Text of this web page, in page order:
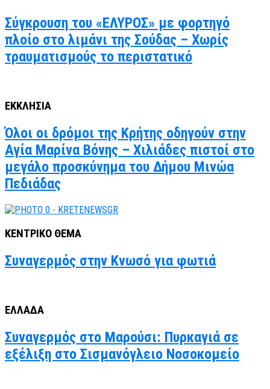
Σύγκρουση του «ΕΛΥΡΟΣ» με φορτηγό
πλοίο στο λιμάνι της Σούδας – Χωρίς
τραυματισμούς το περιστατικό
ΕΚΚΛΗΣΙΑ
Όλοι οι δρόμοι της Κρήτης οδηγούν στην
Αγία Μαρίνα Βόνης – Χιλιάδες πιστοί στο
μεγάλο προσκύνημα του Δήμου Μινώα
Πεδιάδας
ΚΕΝΤΡΙΚΟ ΘΕΜΑ
Συναγερμός στην Κνωσό για φωτιά
ΕΛΛΑΔΑ
Συναγερμός στο Μαρούσι: Πυρκαγιά σε
εξέλιξη στο Σισμανόγλειο Νοσοκομείο